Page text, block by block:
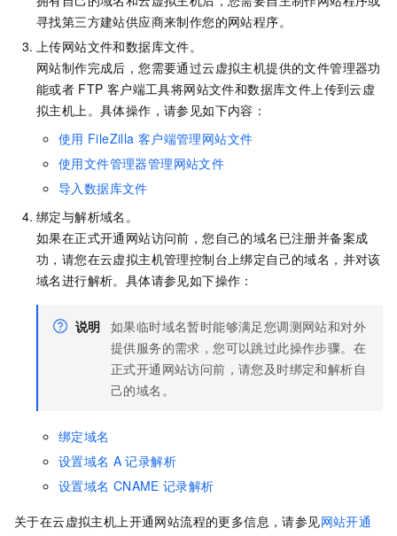
寻找第三方建站供应商来制作您的网站程序。
上传网站文件和数据库文件。
网站制作完成后，您需要通过云虚拟主机提供的文件管理器功
能或者 FTP 客户端工具将网站文件和数据库文件上传到云虚
拟主机上。具体操作，请参见如下内容：
使用 FileZilla 客户端管理网站文件
使用文件管理器管理网站文件
导入数据库文件
绑定与解析域名。
如果在正式开通网站访问前，您自己的域名已注册并备案成
功，请您在云虚拟主机管理控制台上绑定自己的域名，并对该
域名进行解析。具体请参见如下操作：
说明 如果临时域名暂时能够满足您调测网站和对外
提供服务的需求，您可以跳过此操作步骤。在
正式开通网站访问前，请您及时绑定和解析自
己的域名。
绑定域名
设置域名 A 记录解析
设置域名 CNAME 记录解析
关于在云虚拟主机上开通网站流程的更多信息，请参见网站开通